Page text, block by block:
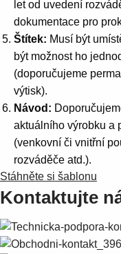
let od uvedení
dokumentace pro
Štítek: Musí být
být možnost ho
(doporučujeme
výtisk).
Návod:
aktuálního výrobku a
(venkovní či vnitřní
rozváděče atd.).
Stáhněte si šablonu
Kontaktujte